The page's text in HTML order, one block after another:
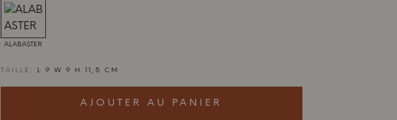
ALABASTER
TAILLE: L 9 W 9 H 11,5 CM
AJOUTER AU PANIER